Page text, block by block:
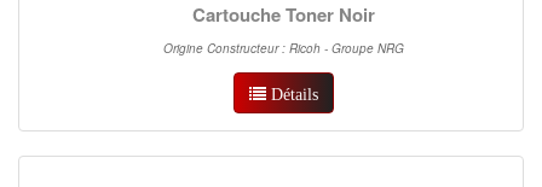
Cartouche Toner Noir
Origine Constructeur : Ricoh - Groupe NRG
Détails